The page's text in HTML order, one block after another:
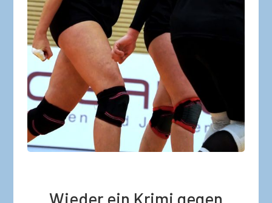
Wieder ein Krimi gegen